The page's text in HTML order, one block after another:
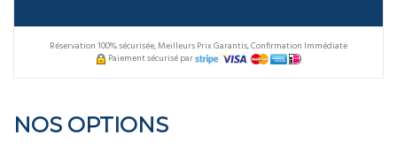
Réservation 100% sécurisée, Meilleurs Prix Garantis, Confirmation Immédiate
Paiement sécurisé par
NOS OPTIONS